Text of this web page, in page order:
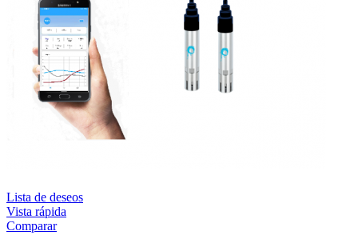
Lista de deseos
Vista rápida
Comparar